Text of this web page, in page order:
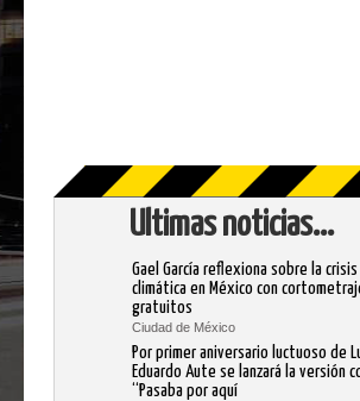
Ultimas noticias...
Gael García reflexiona sobre la crisis
climática en México con
gratuitos
Ciudad de México
Por primer aniversario luctuoso de
Eduardo Aute se lanzará la versión
“Pasaba por aquí